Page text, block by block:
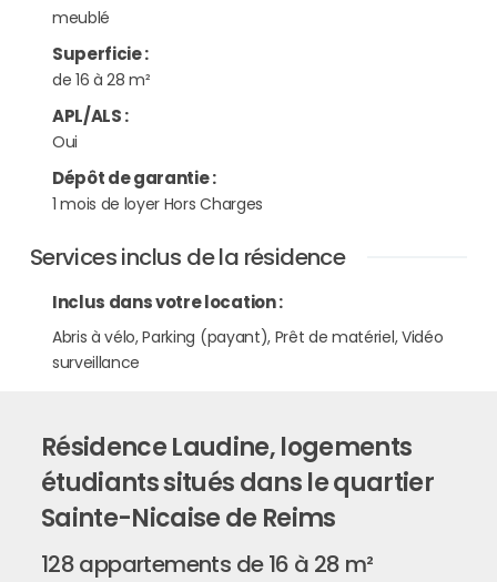
meublé
Superficie:
de 16 à 28 m²
APL/ALS:
Oui
Dépôt de garantie:
1 mois de loyer Hors Charges
Services inclus de la résidence
Inclus dans votre location :
Abris à vélo, Parking (payant), Prêt de matériel, Vidéo
surveillance
Résidence Laudine, logements
étudiants situés dans le quartier
Sainte-Nicaise de Reims
128 appartements de 16 à 28 m²